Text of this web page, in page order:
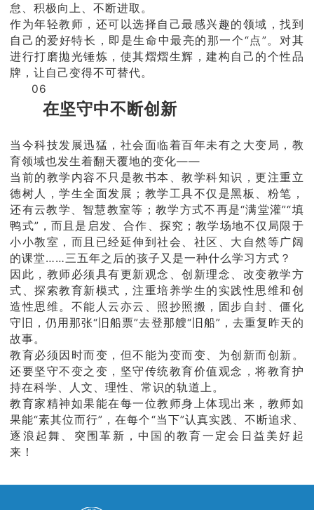
怠、积极向上、不断进取。
作为年轻教师，还可以选择自己最感兴趣的领域，找到
自己的爱好特长，即是生命中最亮的那一个“点”。对其
进行打磨拋光锤炼，使其熠熠生辉，建构自己的个性品
牌，让自己变得不可替代。
06
在坚守中不断创新
当今科技发展迅猛，社会面临着百年未有之大变局，教
育领域也发生着翻天覆地的变化——
当前的教学内容不只是教书本、教学科知识，更注重立
德树人，学生全面发展；教学工具不仅是黑板、粉笔，
还有云教学、智慧教室等；教学方式不再是“满堂灌”“填
鸭式”，而且是启发、合作、探究；教学场地不仅局限于
小小教室，而且已经延伸到社会、社区、大自然等广阔
的课堂……三五年之后的孩子又是一种什么学习方式？
因此，教师必须具有更新观念、创新理念、改变教学方
式、探索教育新模式，注重培养学生的实践性思维和创
造性思维。不能人云亦云、照抄照搬，固步自封、僵化
守旧，仍用那张“旧船票”去登那艘“旧船”，去重复昨天的
故事。
教育必须因时而变，但不能为变而变、为创新而创新。
还要坚守不变之变，坚守传统教育价值观念，将教育护
持在科学、人文、理性、常识的轨道上。
教育家精神如果能在每一位教师身上体现出来，教师如
果能“素其位而行”，在每个“当下”认真实践、不断追求、
逐浪起舞、突围革新，中国的教育一定会日益美好起
来！